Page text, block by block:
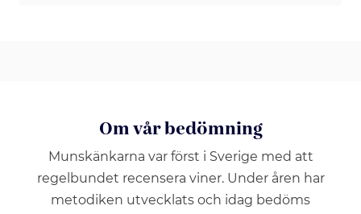
Om vår bedömning
Munskänkarna var först i Sverige med att
regelbundet recensera viner. Under åren har
metodiken utvecklats och idag bedöms